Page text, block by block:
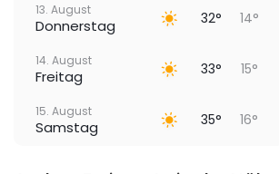
13. August
Donnerstag 32° 14°
14. August
Freitag 33° 15°
15. August
Samstag 35° 16°